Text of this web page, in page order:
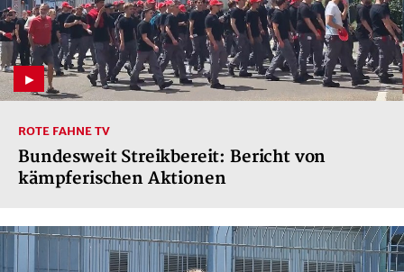
ROTE FAHNE TV
Bundesweit Streikbereit: Bericht von
kämpferischen Aktionen